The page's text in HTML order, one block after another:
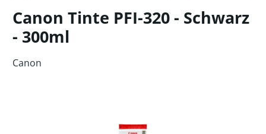
Canon Tinte PFI-320 - Schwarz
- 300ml
Canon